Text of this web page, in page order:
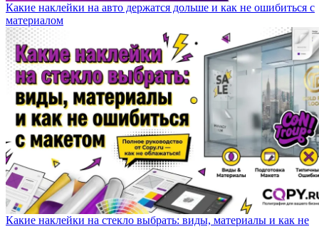
Какие наклейки на авто держатся дольше и как не ошибиться с
материалом
Какие наклейки на стекло выбрать: виды, материалы и как не